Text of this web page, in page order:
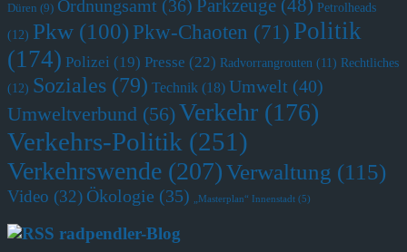
Düren (9) Ordnungsamt (36) Parkzeuge (48) Petrolheads
(12) Pkw (100) Pkw-Chaoten (71) Politik
(174) Polizei (19) Presse (22) Radvorrangrouten (11) Rechtliches
(12) Soziales (79) Technik (18) Umwelt (40)
Umweltverbund (56)Verkehr (176)
Verkehrs-Politik (251)
Verkehrswende (207)Verwaltung (115)
Video (32) Ökologie (35) „Masterplan“ Innenstadt (5)
radpendler-Blog